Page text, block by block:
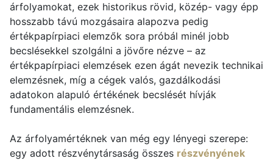
árfolyamokat, ezek historikus rövid, közép- vagy épp
hosszabb távú mozgásaira alapozva pedig
értékpapírpiaci elemzők sora próbál minél jobb
becslésekkel szolgálni a jövőre nézve – az
értékpapírpiaci elemzések ezen ágát nevezik technikai
elemzésnek, míg a cégek valós, gazdálkodási
adatokon alapuló értékének becslését hívják
fundamentális elemzésnek.
Az árfolyamértéknek van még egy lényegi szerepe:
egy adott részvénytársaság összes részvényének